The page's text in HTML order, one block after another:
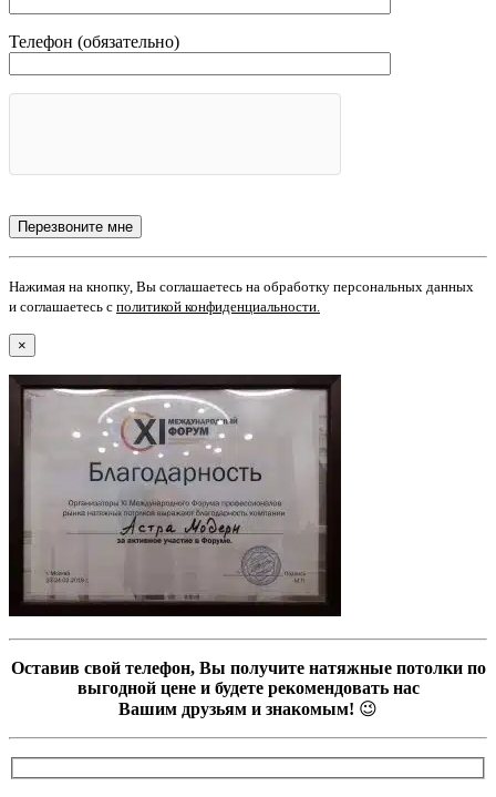
Телефон (обязательно)
Нажимая на кнопку, Вы соглашаетесь на обработку персональных данных
и соглашаетесь с политикой конфиденциальности.
×
Оставив свой телефон, Вы получите натяжные потолки по
выгодной цене и будете рекомендовать нас
Вашим друзьям и знакомым! 😉